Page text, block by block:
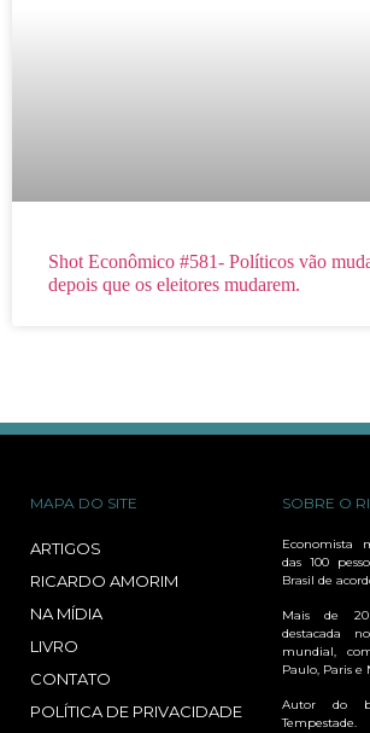
Shot Econômico #581- Políticos vão
depois que os eleitores mudarem.
MAPA DO SITE
ARTIGOS
RICARDO AMORIM
NA MÍDIA
LIVRO
CONTATO
POLÍTICA DE PRIVACIDADE
SOBRE O
Economista
das 100
Brasil de
Mais de
destacada
mundial,
Paulo, Paris e
Autor do
Tempestade.